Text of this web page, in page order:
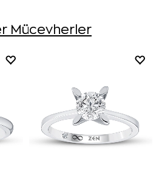
Mücevherler